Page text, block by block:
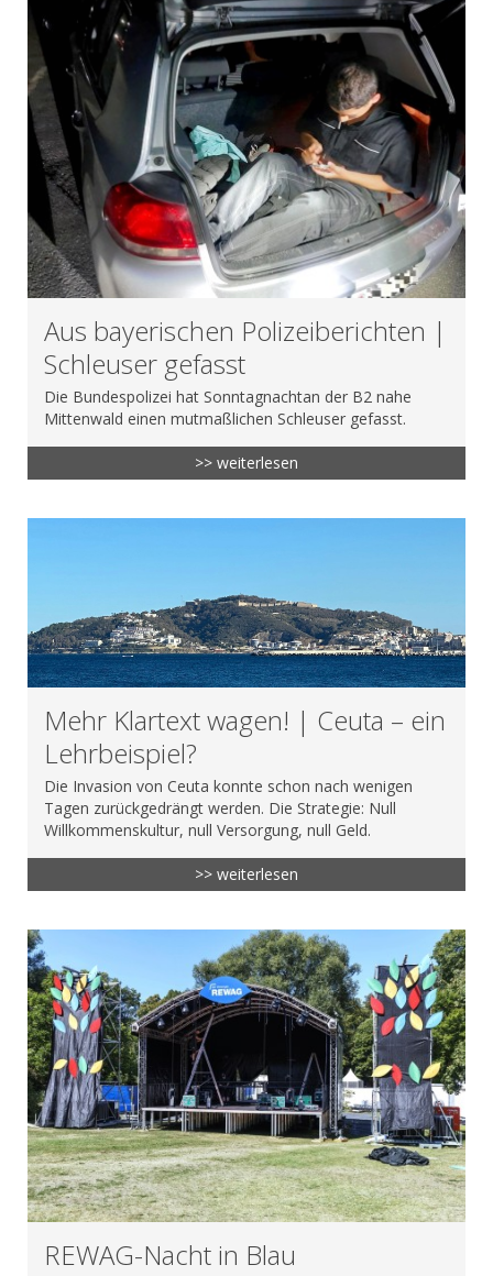
Aus bayerischen Polizeiberichten |
Schleuser gefasst
Die Bundespolizei hat Sonntagnachtan der B2 nahe
Mittenwald einen mutmaßlichen Schleuser gefasst.
>> weiterlesen
Mehr Klartext wagen! | Ceuta – ein
Lehrbeispiel?
Die Invasion von Ceuta konnte schon nach wenigen
Tagen zurückgedrängt werden. Die Strategie: Null
Willkommenskultur, null Versorgung, null Geld.
>> weiterlesen
REWAG-Nacht in Blau